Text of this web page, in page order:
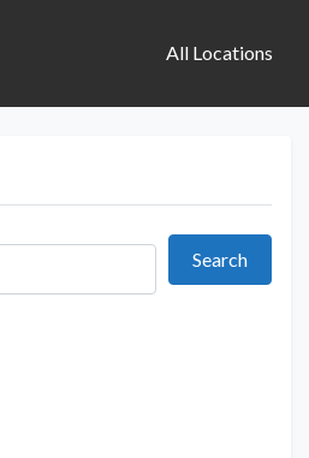
All Locations
SearchSearch